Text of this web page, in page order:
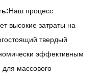
Наш процесс
высокие затраты на
твердый
эффективным
для массового